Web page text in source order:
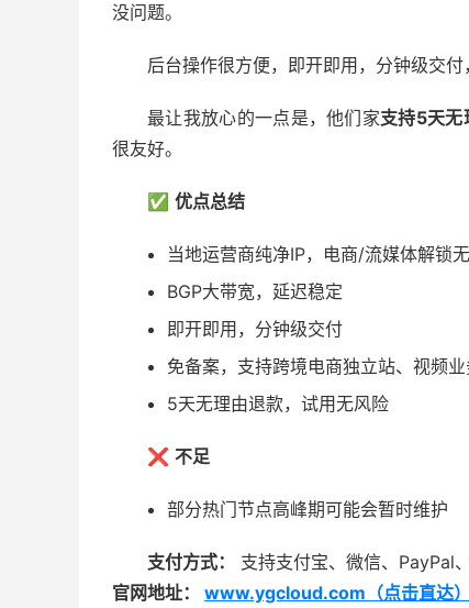
没问题。
后台操作很方便，即开即用，分钟级交
最让我放心的一点是，他们家支持5天无
很友好。
✅ 优点总结
当地运营商纯净IP，电商/流媒体解锁
BGP大带宽，延迟稳定
即开即用，分钟级交付
免备案，支持跨境电商独立站、视频
5天无理由退款，试用无风险
❌ 不足
部分热门节点高峰期可能会暂时维护
支付方式：
支持支付宝、微信、PayPal
官网地址： www.ygcloud.com（点击直达）